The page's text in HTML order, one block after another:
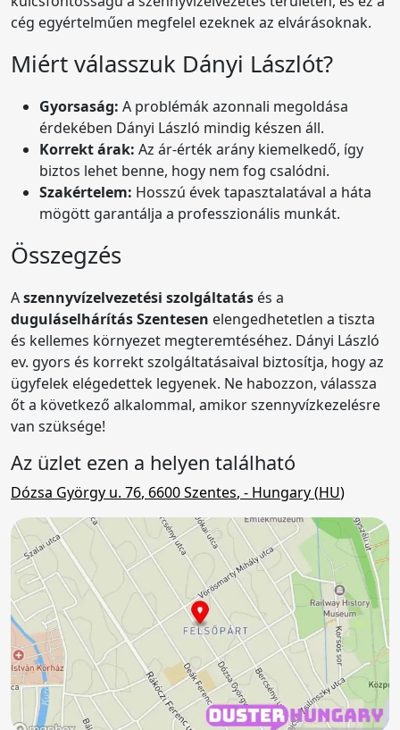
cég egyértelműen megfelel ezeknek az elvárásoknak.
Miért válasszuk Dányi Lászlót?
Gyorsaság: A problémák azonnali megoldása
érdekében Dányi László mindig készen áll.
Korrekt árak: Az ár-érték arány kiemelkedő, így
biztos lehet benne, hogy nem fog csalódni.
Szakértelem: Hosszú évek tapasztalatával a háta
mögött garantálja a professzionális munkát.
Összegzés
Aszennyvízelvezetési szolgáltatás és a
duguláselhárítás Szentesen elengedhetetlen a tiszta
és kellemes környezet megteremtéséhez. Dányi László
ev. gyors és korrekt szolgáltatásaival biztosítja, hogy az
ügyfelek elégedettek legyenek. Ne habozzon, válassza
őt a következő alkalommal, amikor szennyvízkezelésre
van szüksége!
Az üzlet ezen a helyen található
Dózsa György u. 76, 6600Szentes, - Hungary (HU)